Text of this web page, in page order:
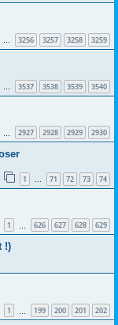
… 3256 3257 3258 3259
… 3537 3538 3539 3540
2927 2928 2929 2930
1 … 71 72 73 74
1 626 627 628 629
!)
1 199 200 201 202